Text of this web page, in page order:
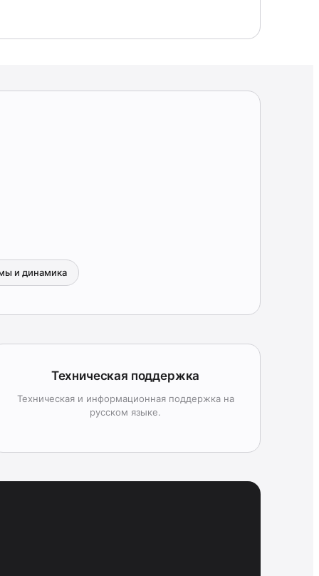
и динамика
Техническая поддержка
Техническая и информационная поддержка на
русском языке.